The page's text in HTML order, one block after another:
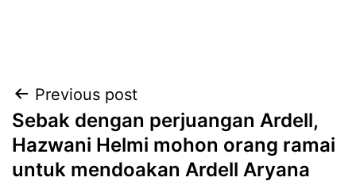
Post
navigation
Previous post
Sebak dengan perjuangan Ardell,
Hazwani Helmi mohon orang ramai
untuk mendoakan Ardell Aryana